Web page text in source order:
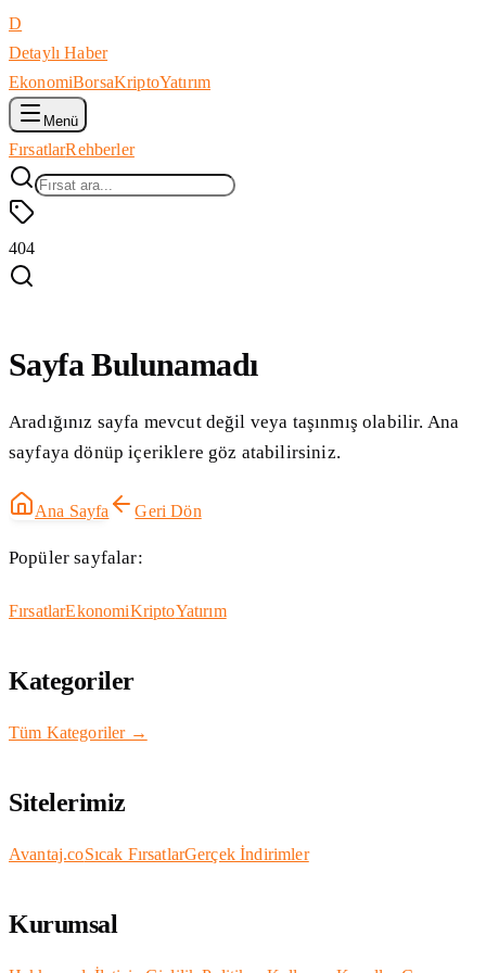
D
Detaylı Haber
EkonomiBorsaKriptoYatırım
Menü
FırsatlarRehberler
404
Sayfa Bulunamadı
Aradığınız sayfa mevcut değil veya taşınmış olabilir. Ana
sayfaya dönüp içeriklere göz atabilirsiniz.
Ana Sayfa Geri Dön
Popüler sayfalar:
FırsatlarEkonomiKriptoYatırım
Kategoriler
Tüm Kategoriler →
Sitelerimiz
Avantaj.coSıcak FırsatlarGerçek İndirimler
Kurumsal